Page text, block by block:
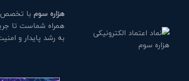
هزاره سومبا تخصص
همراه شماست تا
به رشد پایدار و